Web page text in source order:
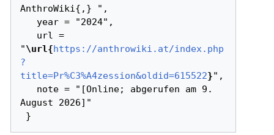
AnthroWiki{,} ",
"\url{https://anthrowiki.at/index.php
?
title=Pr%C3%A4zession&oldid=615522}",
August 2026]"